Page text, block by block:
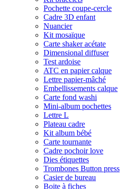
Pochette coupe-cercle
Cadre 3D enfant
Nuancier
Kit mosaïque
Carte shaker acétate
Dimensional diffuser
Test ardoise
ATC en papier calque
Lettre papier-mâché
Embellissements calque
Carte fond washi
Mini-album pochettes
Lettre L
Plateau cadre
Kit album bébé
Carte tournante
Cadre pochoir love
Dies étiquettes
Trombones Button press
Casier de bureau
Boite à fiches